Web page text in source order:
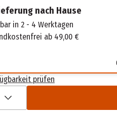
nach Hause
in 2 - 4 Werktagen
ab 49,00 €
prüfen